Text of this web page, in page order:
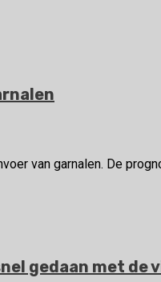
van garnalen. De
gedaan met de